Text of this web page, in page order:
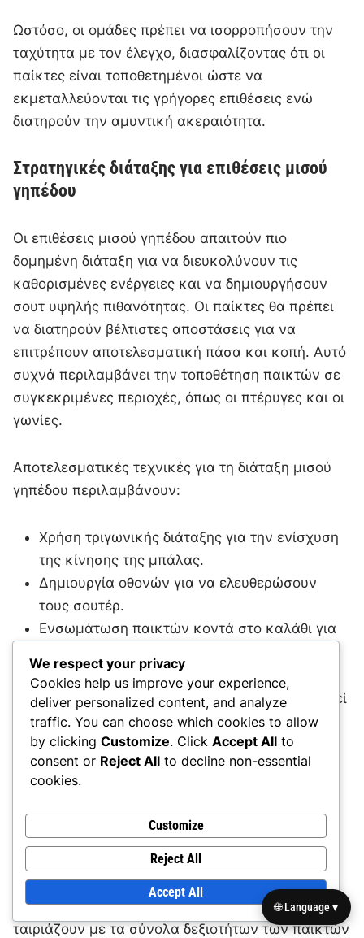
Ωστόσο, οι ομάδες πρέπει να ισορροπήσουν την
ταχύτητα με τον έλεγχο, διασφαλίζοντας ότι οι
παίκτες είναι τοποθετημένοι ώστε να
εκμεταλλεύονται τις γρήγορες επιθέσεις ενώ
διατηρούν την αμυντική ακεραιότητα.
Στρατηγικές διάταξης για επιθέσεις μισού
γηπέδου
Οι επιθέσεις μισού γηπέδου απαιτούν πιο
δομημένη διάταξη για να διευκολύνουν τις
καθορισμένες ενέργειες και να δημιουργήσουν
σουτ υψηλής πιθανότητας. Οι παίκτες θα πρέπει
να διατηρούν βέλτιστες αποστάσεις για να
επιτρέπουν αποτελεσματική πάσα και κοπή. Αυτό
συχνά περιλαμβάνει την τοποθέτηση παικτών σε
συγκεκριμένες περιοχές, όπως οι πτέρυγες και οι
γωνίες.
Αποτελεσματικές τεχνικές για τη διάταξη μισού
γηπέδου περιλαμβάνουν:
Χρήση τριγωνικής διάταξης για την ενίσχυση
της κίνησης της μπάλας.
Δημιουργία οθονών για να ελευθερώσουν
τους σουτέρ.
Ενσωμάτωση παικτών κοντά στο καλάθι για
Η διατήρηση της διάταξης στο μισό γήπεδο μπορεί
να οδηγήσει σε καλύτερη επιλογή σουτ και να
μειώσει τις απώλειες, αλλά απαιτεί υπομονή και
πειθαρχία από τους παίκτες για να εκτελούν
αποτελεσματικά.
Προσαρμογή της διάταξης για διαφορετικά
σύνολα δεξιοτήτων παικτών
Η προσαρμογή των στρατηγικών διάταξης για να
ταιριάζουν με τα σύνολα δεξιοτήτων των παικτών
We respect your privacy
Cookies help us improve your experience,
deliver personalized content, and analyze
traffic. You can choose which cookies to allow
by clicking Customize. Click Accept All to
consent or Reject All to decline non-essential
cookies.
Customize
Reject All
Accept All
🌐 Language ▾